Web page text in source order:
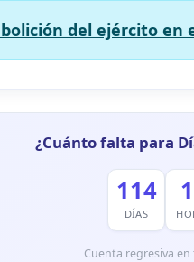
del ejército en
¿Cuánto falta para
114
DÍAS
Cuenta regresiva en